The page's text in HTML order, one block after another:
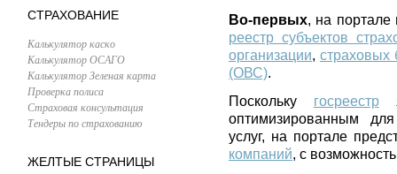
СТРАХОВАНИЕ
Калькулятор каско
Калькулятор ОСАГО
Калькулятор Зеленая карта
Проверка полиса
Страховая консультация
Тендеры по страхованию
ЖЕЛТЫЕ СТРАНИЦЫ
Во-первых, на
реестр субъектов
организации, страховых
(ОВС).
Поскольку госреестр
оптимизированным
услуг, на портале
компаний, с